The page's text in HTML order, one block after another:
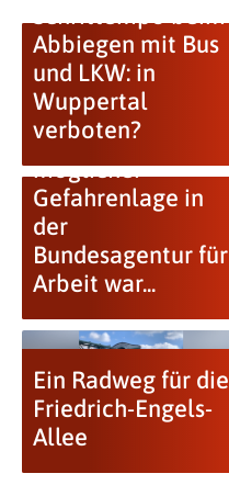
Schrittempo beim
Abbiegen mit Bus
und LKW: in
Wuppertal
verboten?
Einsatz nach
möglicher
Gefahrenlage in
der
Bundesagentur für
Arbeit war...
Ein Radweg für die
Friedrich-Engels-
Allee